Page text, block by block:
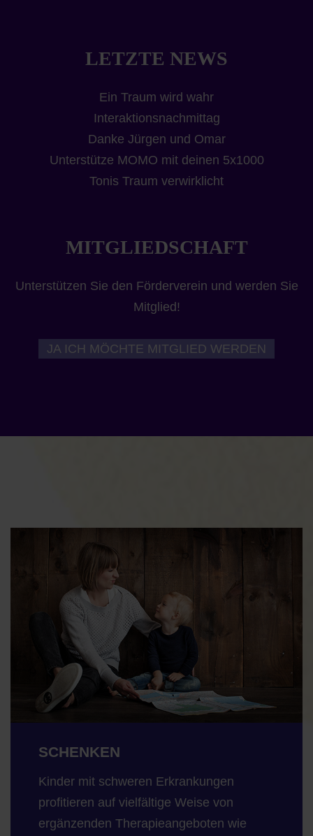
LETZTE NEWS
Ein Traum wird wahr
Interaktionsnachmittag
Danke Jürgen und Omar
Unterstütze MOMO mit deinen 5x1000
Tonis Traum verwirklicht
MITGLIEDSCHAFT
Unterstützen Sie den Förderverein und werden Sie
Mitglied!
JA ICH MÖCHTE MITGLIED WERDEN
SCHENKEN
Kinder mit schweren Erkrankungen
profitieren auf vielfältige Weise von
ergänzenden Therapieangeboten wie